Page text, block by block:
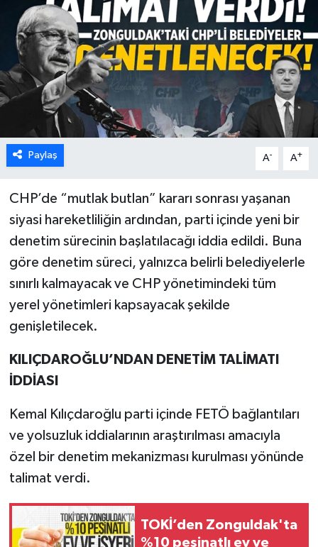
Paylaş A- A+
CHP’de “mutlak butlan” kararı sonrası yaşanan
siyasi hareketliliğin ardından, parti içinde yeni bir
denetim sürecinin başlatılacağı iddia edildi. Buna
göre denetim süreci, yalnızca belirli belediyelerle
sınırlı kalmayacak ve CHP yönetimindeki tüm
yerel yönetimleri kapsayacak şekilde
genişletilecek.
KILIÇDAROĞLU’NDAN DENETİM TALİMATI
İDDİASI
Kemal Kılıçdaroğlu parti içinde FETÖ bağlantıları
ve yolsuzluk iddialarının araştırılması amacıyla
özel bir denetim mekanizması kurulması yönünde
talimat verdi.
TOKİ’den Zonguldak'ta
%10 peşinatlı ev ve